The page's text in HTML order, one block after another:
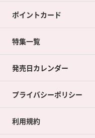
店舗買取について
ネット買取について
買取承諾書について
ポイントカード
ポイントカードTOP
ポイント交換景品
特集一覧
発売日カレンダー
プライバシーポリシー
利用規約